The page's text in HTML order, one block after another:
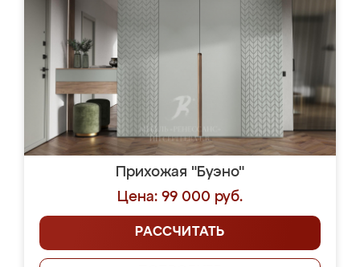
Прихожая "Буэно"
Цена: 99 000 руб.
РАССЧИТАТЬ